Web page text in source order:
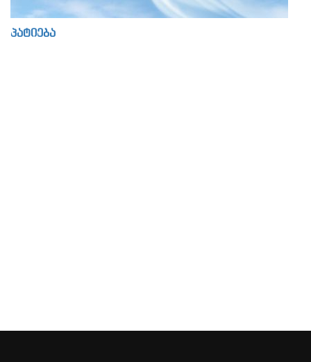
პატიება